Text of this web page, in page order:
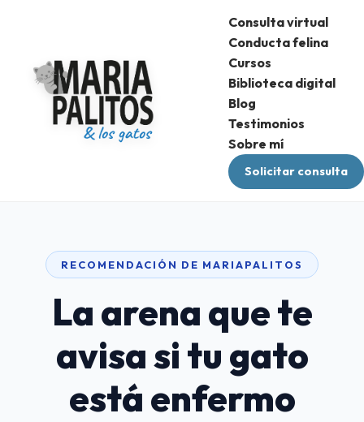
Consulta virtual
Conducta felina
Cursos
Biblioteca digital
Blog
Testimonios
Sobre mí
Solicitar consulta
RECOMENDACIÓN DE MARIAPALITOS
La arena que te
avisa si tu gato
está enfermo